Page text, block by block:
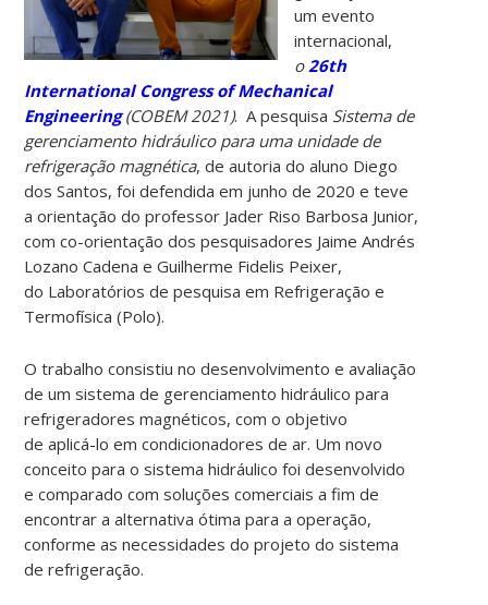
um evento
internacional,
o 26th
International Congress of Mechanical
Engineering(COBEM 2021). A pesquisa Sistema de
gerenciamento hidráulico para uma unidade de
refrigeração magnética, de autoria do aluno Diego
dos Santos, foi defendida em junho de 2020 e teve
a orientação do professor Jader Riso Barbosa Junior,
com co-orientação dos pesquisadores Jaime Andrés
Lozano Cadena e Guilherme Fidelis Peixer,
do Laboratórios de pesquisa em Refrigeração e
Termofísica (Polo).
O trabalho consistiu no desenvolvimento e avaliação
de um sistema de gerenciamento hidráulico para
refrigeradores magnéticos, com o objetivo
de aplicá-lo em condicionadores de ar. Um novo
conceito para o sistema hidráulico foi desenvolvido
e comparado com soluções comerciais a fim de
encontrar a alternativa ótima para a operação,
conforme as necessidades do projeto do sistema
de refrigeração.